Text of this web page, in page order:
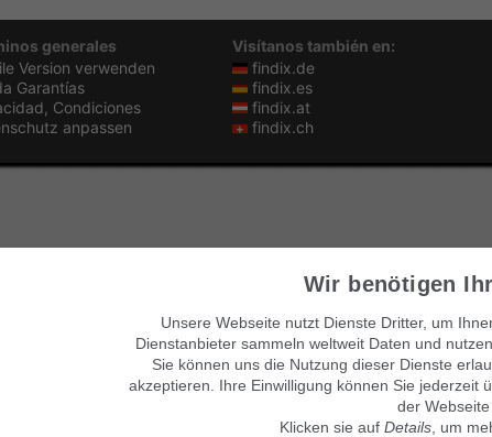
generales
Version verwenden
Garantías
Condiciones
anpassen
Visítanos también en:
findix.de
findix.es
findix.at
findix.ch
Wir benötigen
Unsere Webseite nutzt Dienste Dritter, um
Dienstanbieter sammeln weltweit Daten und
Sie können uns die Nutzung dieser Dienste
akzeptieren. Ihre Einwilligung können Sie jederzeit
der Webseite
Klicken sie auf Details, um